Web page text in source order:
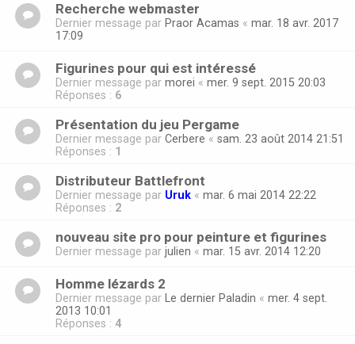
Recherche webmaster
Dernier message par Praor Acamas « mar. 18 avr. 2017
17:09
Figurines pour qui est intéressé
Dernier message par morei « mer. 9 sept. 2015 20:03
Réponses : 6
Présentation du jeu Pergame
Dernier message par Cerbere « sam. 23 août 2014 21:51
Réponses : 1
Distributeur Battlefront
Dernier message par Uruk « mar. 6 mai 2014 22:22
Réponses : 2
nouveau site pro pour peinture et figurines
Dernier message par julien « mar. 15 avr. 2014 12:20
Homme lézards 2
Dernier message par Le dernier Paladin « mer. 4 sept.
2013 10:01
Réponses : 4